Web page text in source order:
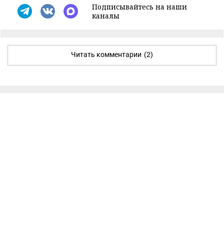
Подписывайтесь на наши
каналы
Читать комментарии (2)